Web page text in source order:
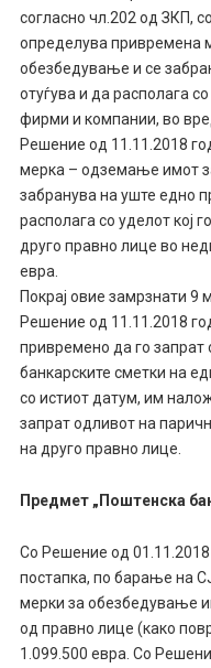
согласно чл.202 од ЗКП,
определува привремена
обезбедување и се
отуѓува и да располага
фирми и компании, во
Решение од 11.11.2018
мерка – одземање имот
забранува на уште едно
располага со уделот кој
друго правно лице во
евра.
Покрај овие замрзнати 9
Решение од 11.11.2018
привремено да го запрат
банкарските сметки на
со истиот датум, им
запрат одливот на
на друго правно лице.
Предмет „Поштенска
Со Решение од 01.11.2018
постапка, по барање на
мерки за обезбедување
од правно лице (како
1.099.500 евра. Со